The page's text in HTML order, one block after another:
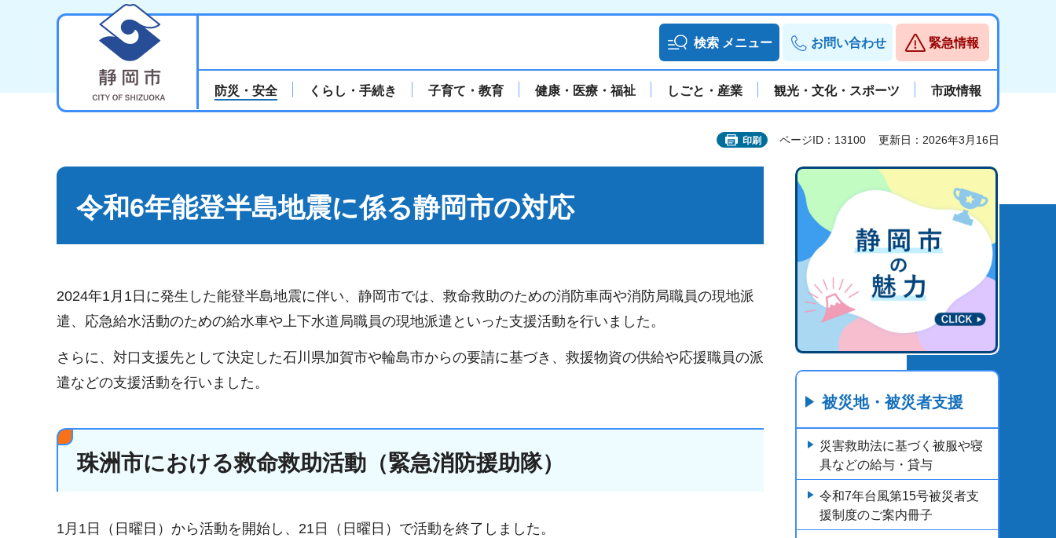
検索 メニュー お問い合わせ 緊急情報
防災・安全 くらし・手続き 子育て・教育 健康・医療・福祉 しごと・産業 観光・文化・スポーツ 市政情報
印刷 ページID：13100 更新日：2026年3月16日
令和6年能登半島地震に係る静岡市の対応
2024年1月1日に発生した能登半島地震に伴い、静岡市では、救命救助のための消防車両や消防局職員の現地派
遣、応急給水活動のための給水車や上下水道局職員の現地派遣といった支援活動を行いました。
さらに、対口支援先として決定した石川県加賀市や輪島市からの要請に基づき、救援物資の供給や応援職員の派
遣などの支援活動を行いました。
珠洲市における救命救助活動（緊急消防援助隊）
1月1日（日曜日）から活動を開始し、21日（日曜日）で活動を終了しました。
被災地・被災者支援
災害救助法に基づく被服や寝
具などの給与・貸与
令和7年台風第15号被災者支
援制度のご案内冊子